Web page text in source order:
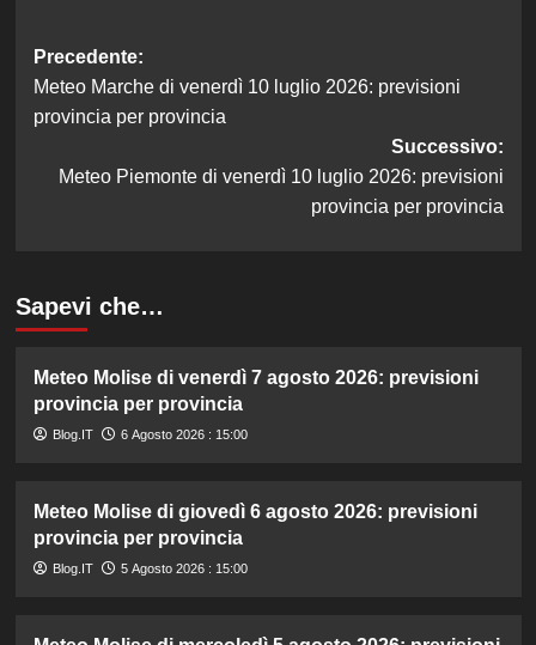
Navigazione
articolo
Precedente:
Meteo Marche di venerdì 10 luglio 2026: previsioni
provincia per provincia
Successivo:
Meteo Piemonte di venerdì 10 luglio 2026: previsioni
provincia per provincia
Sapevi che…
Meteo Molise di venerdì 7 agosto 2026: previsioni
provincia per provincia
Blog.IT 6 Agosto 2026 : 15:00
Meteo Molise di giovedì 6 agosto 2026: previsioni
provincia per provincia
Blog.IT 5 Agosto 2026 : 15:00